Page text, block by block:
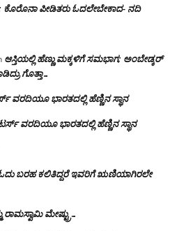
ಕೊರೊನಾ ಪೀಡಿತರು ಓದಲೇಬೇಕಾದ- ನದಿ
ಆಸ್ತಿಯಲ್ಲಿ ಹೆಣ್ಣು ಮಕ್ಕಳಿಗೆ ಸಮಭಾಗ; ಅಂಬೇಡ್ಕರ್
ಗೊತ್ತಾ…
ವರದಿಯೂ ಭಾರತದಲ್ಲಿ ಹೆಣ್ಣಿನ ಸ್ಥಾನ‌
ವರದಿಯೂ ಭಾರತದಲ್ಲಿ ಹೆಣ್ಣಿನ ಸ್ಥಾನ‌
ಓದು ಬರಹ ಕಲಿತಿದ್ದರೆ ಇವರಿಗೆ ಋಣಿಯಾಗಿರಲೇ
ಮೇಷ್ಟ್ರು…